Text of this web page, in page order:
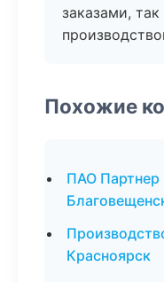
заказами,
Похожие
ПАО
Красноярск